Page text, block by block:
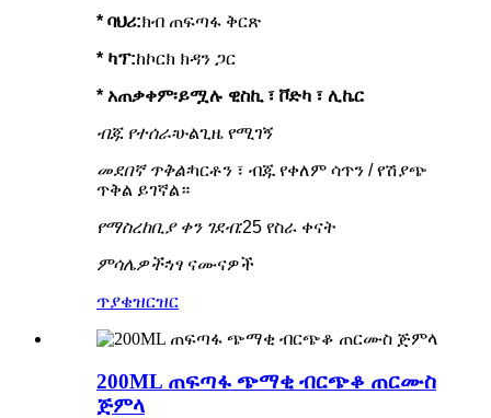
* ባህሪ:ክብ ጠፍጣፋ ቅርጽ
* ካፕ:ከኮርክ ክዳን ጋር
* አጠቃቀም፡ይሟሉ ዊስኪ ፣ ቮድካ ፣ ሊኬር
ብጁ የተሰራ፡ሁልጊዜ የሚገኝ
መደበኛ ጥቅል፡ካርቶን ፣ ብጁ የቀለም ሳጥን / የሽያጭ
ጥቅል ይገኛል።
የማስረከቢያ ቀን ገደብ:25 የስራ ቀናት
ምሳሌዎች፡ነፃ ናሙናዎች
ጥያቄዝርዝር
200ML ጠፍጣፋ ጭማቂ ብርጭቆ ጠርሙስ
ጅምላ